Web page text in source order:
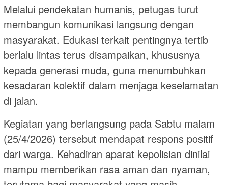
Melalui pendekatan humanis, petugas turut
membangun komunikasi langsung dengan
masyarakat. Edukasi terkait pentingnya tertib
berlalu lintas terus disampaikan, khususnya
kepada generasi muda, guna menumbuhkan
kesadaran kolektif dalam menjaga keselamatan
di jalan.
Kegiatan yang berlangsung pada Sabtu malam
(25/4/2026) tersebut mendapat respons positif
dari warga. Kehadiran aparat kepolisian dinilai
mampu memberikan rasa aman dan nyaman,